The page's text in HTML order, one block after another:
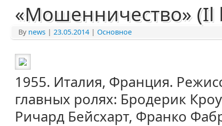
«Мошенничество» (Il
By news | 23.05.2014 | Основное
1955. Италия, Франция.
главных ролях: Бродерик
Ричард Бейсхарт, Франко